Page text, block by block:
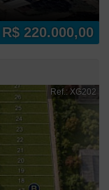
R$ 220.000,00
Ref.: XG202